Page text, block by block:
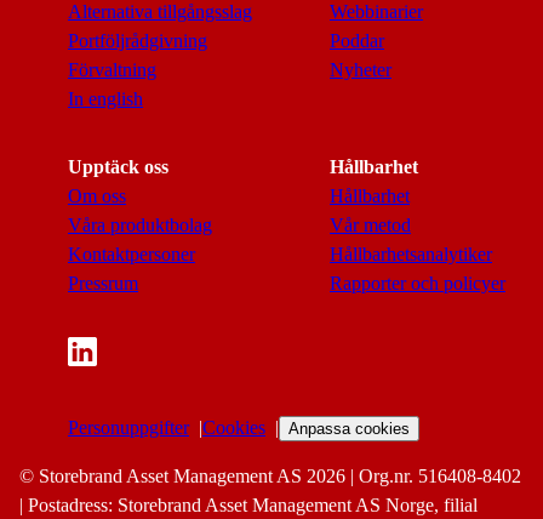
Alternativa tillgångsslag
Portföljrådgivning
Förvaltning
In english
Webbinarier
Poddar
Nyheter
Upptäck oss
Om oss
Våra produktbolag
Kontaktpersoner
Pressrum
Hållbarhet
Hållbarhet
Vår metod
Hållbarhetsanalytiker
Rapporter och policyer
Personuppgifter Cookies Anpassa cookies
© Storebrand Asset Management AS 2026 | Org.nr. 516408-8402
| Postadress: Storebrand Asset Management AS Norge, filial